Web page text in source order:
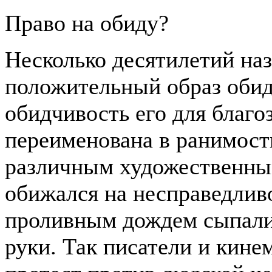
Право на обиду?
Несколько десятилетий
положительный образ
обидчивость его для
переименована в
различным
обижался на
проливным дождем
руки. Так писатели и